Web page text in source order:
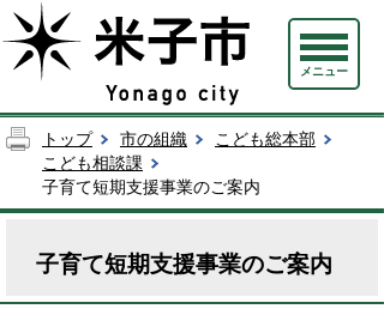
メニュー
トップ 市の組織
こども総本部
こども相談課
子育て短期支援事業のご案内
子育て短期支援事業のご案内